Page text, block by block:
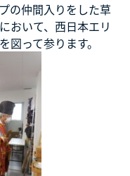
の仲間入りをした草
おいて、西日本エリ
図って参ります。